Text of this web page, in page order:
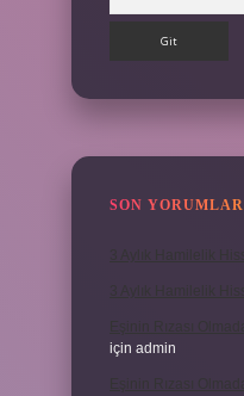
SON YORUMLAR
için admin